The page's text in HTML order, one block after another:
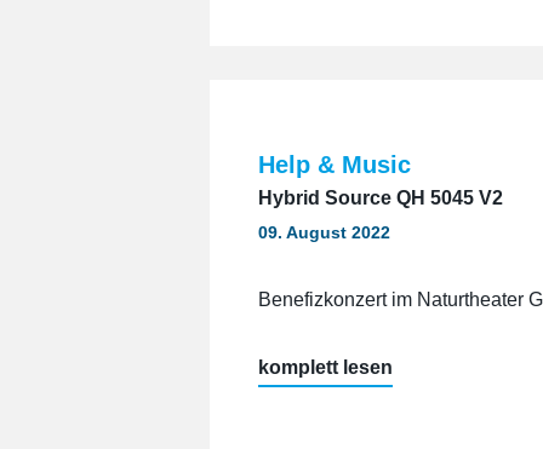
Help & Music
Hybrid Source QH 5045 V2
09. August 2022
Benefizkonzert im Naturtheater
„Help
komplett lesen